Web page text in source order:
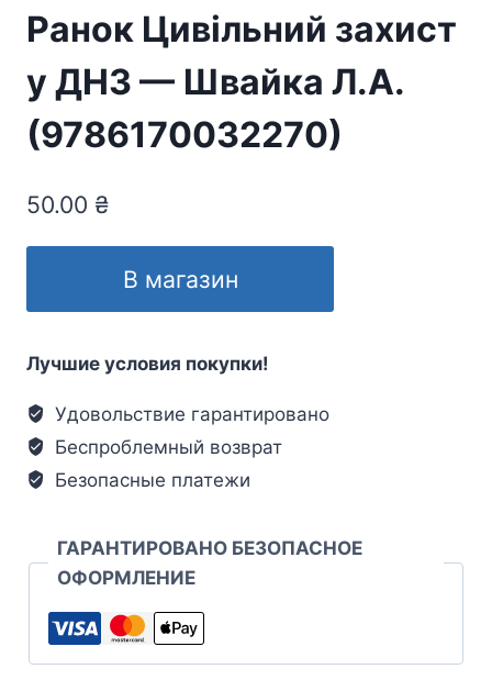
Ранок Цивільний захист
у ДНЗ — Швайка Л.А.
(9786170032270)
50.00 ₴
В магазин
Лучшие условия покупки!
Удовольствие гарантировано
Беспроблемный возврат
Безопасные платежи
ГАРАНТИРОВАНО БЕЗОПАСНОЕ
ОФОРМЛЕНИЕ